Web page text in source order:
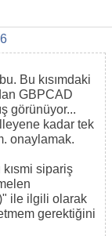
Bu kısımdaki
GBPCAD
görünüyor...
kadar tek
onaylamak.
sipariş
ile ilgili olarak
gerektiğini